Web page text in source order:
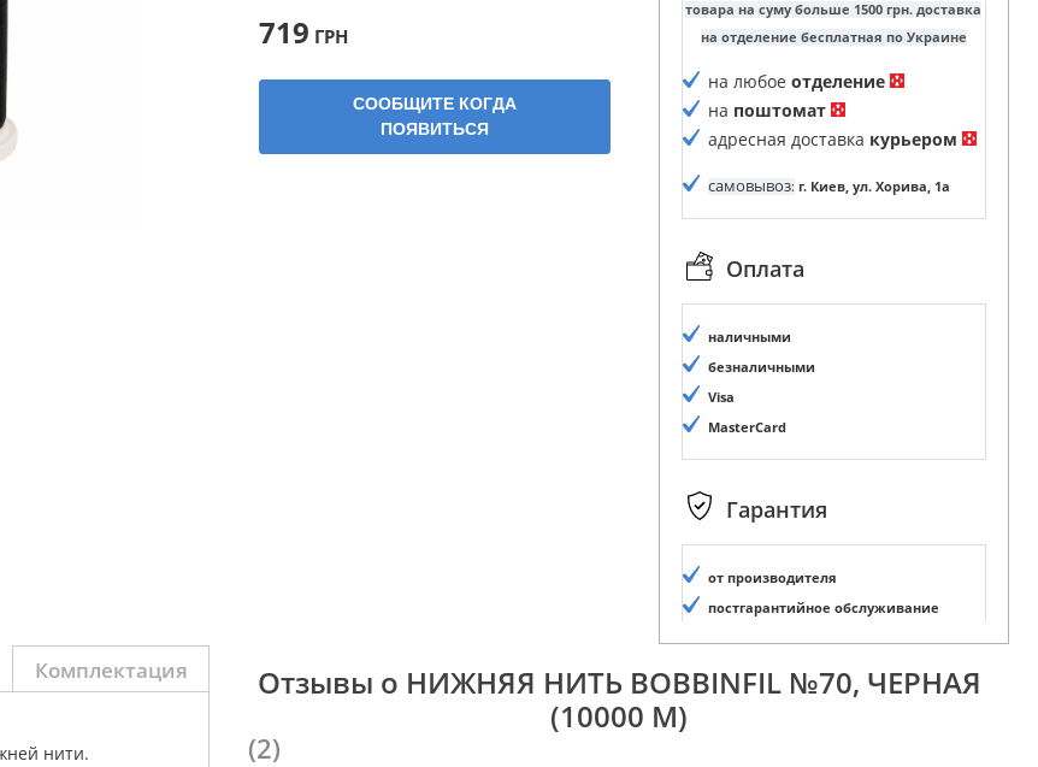
719 ГРН
СООБЩИТЕ КОГДА
ПОЯВИТЬСЯ
товара на суму больше 1500 грн. доставка
на отделение бесплатная по Украине
на любое отделение
на поштомат
адресная доставка курьером
самовывоз: г. Киев, ул. Хорива, 1а
Оплата
наличными
безналичными
Visa
MasterCard
Гарантия
от производителя
постгарантийное обслуживание
Комплектация
нити.
Отзывы о НИЖНЯЯ НИТЬ BOBBINFIL №70, ЧЕРНАЯ
(10000 М)
(2)